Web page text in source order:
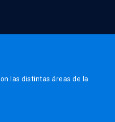
las distintas áreas de la